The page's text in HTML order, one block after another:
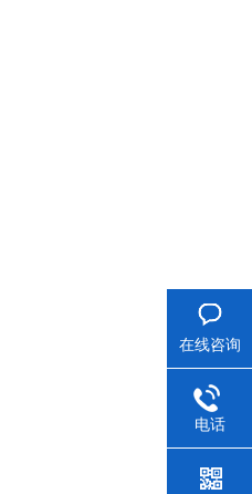
在线咨询
电话